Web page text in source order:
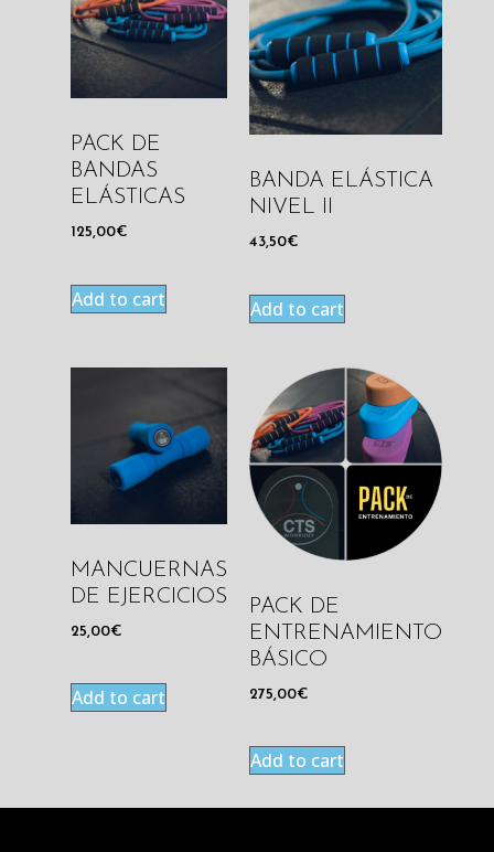
PACK DE
BANDAS
ELÁSTICAS
125,00€
Add to cart
BANDA ELÁSTICA
NIVEL II
43,50€
Add to cart
MANCUERNAS
DE EJERCICIOS
25,00€
Add to cart
PACK DE
ENTRENAMIENTO
BÁSICO
275,00€
Add to cart